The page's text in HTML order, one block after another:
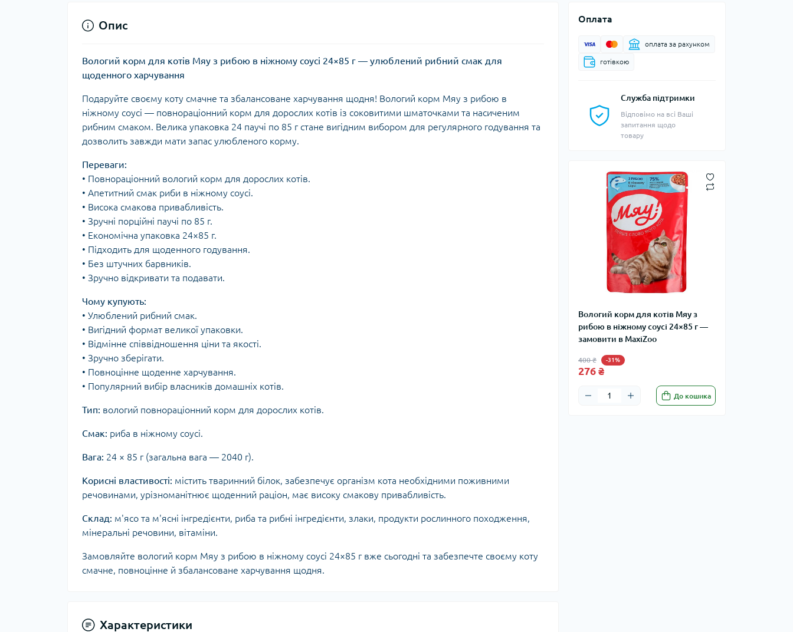
Оплата
оплата за рахунком
готівкою
Служба підтримки
Відповімо на всі Ваші
запитання щодо
товару
Вологий корм для котів Мяу з
рибою в ніжному соусі 24×85 г —
замовити в MaxiZoo
400 ₴ -31%
276 ₴
До кошика
Опис
Вологий корм для котів Мяу з рибою в ніжному соусі 24×85 г — улюблений рибний смак для
щоденного харчування
Подаруйте своєму коту смачне та збалансоване харчування щодня! Вологий корм Мяу з рибою в
ніжному соусі — повнораціонний корм для дорослих котів із соковитими шматочками та насиченим
рибним смаком. Велика упаковка 24 паучі по 85 г стане вигідним вибором для регулярного годування та
дозволить завжди мати запас улюбленого корму.
Переваги:
• Повнораціонний вологий корм для дорослих котів.
• Апетитний смак риби в ніжному соусі.
• Висока смакова привабливість.
• Зручні порційні паучі по 85 г.
• Економічна упаковка 24×85 г.
• Підходить для щоденного годування.
• Без штучних барвників.
• Зручно відкривати та подавати.
Чому купують:
• Улюблений рибний смак.
• Вигідний формат великої упаковки.
• Відмінне співвідношення ціни та якості.
• Зручно зберігати.
• Повноцінне щоденне харчування.
• Популярний вибір власників домашніх котів.
Тип: вологий повнораціонний корм для дорослих котів.
Смак: риба в ніжному соусі.
Вага: 24 × 85 г (загальна вага — 2040 г).
Корисні властивості: містить тваринний білок, забезпечує організм кота необхідними поживними
речовинами, урізноманітнює щоденний раціон, має високу смакову привабливість.
Склад: м'ясо та м'ясні інгредієнти, риба та рибні інгредієнти, злаки, продукти рослинного походження,
мінеральні речовини, вітаміни.
Замовляйте вологий корм Мяу з рибою в ніжному соусі 24×85 г вже сьогодні та забезпечте своєму коту
смачне, повноцінне й збалансоване харчування щодня.
Характеристики